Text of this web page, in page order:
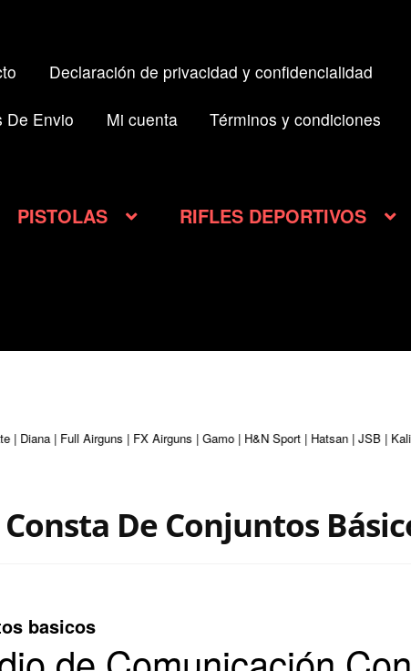
Declaración de privacidad y confidencialidad
De Envio Mi cuenta Términos y condiciones
PISTOLAS RIFLES DEPORTIVOS
| Full Airguns | FX Airguns | Gamo | H&N Sport | Hatsan | JSB |
De Conjuntos
basicos